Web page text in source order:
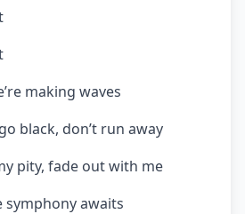
making waves
black, don’t run away
pity, fade out with me
symphony awaits